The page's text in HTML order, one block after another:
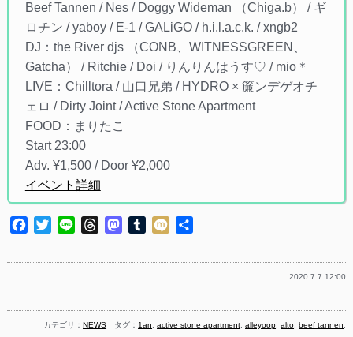
Beef Tannen / Nes / Doggy Wideman （Chiga.b） / ギ
ロチン / yaboy / E-1 / GALiGO / h.i.l.a.c.k. / xngb2
DJ：the River djs （CONB、WITNESSGREEN、
Gatcha） / Ritchie / Doi / りんりんはうす♡ / mio＊
LIVE：Chilltora / 山口兄弟 / HYDRO × 簾ンデゲオチ
ェロ / Dirty Joint / Active Stone Apartment
FOOD：まりたこ
Start 23:00
Adv. ¥1,500 / Door ¥2,000
イベント詳細
Facebook
TwitterLine ThreadsMastodon
Tumblr
Mixi
2020.7.7 12:00
カテゴリ：NEWS タグ： 1an ,active stone apartment ,alleyoop ,alto ,beef tannen